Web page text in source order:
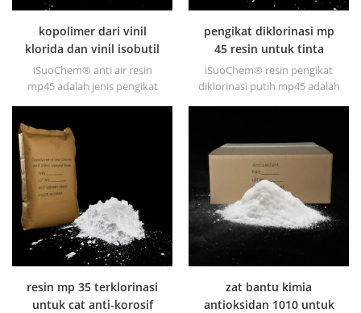
kopolimer dari vinil
klorida dan vinil isobutil
eter resin mp45
iSuoChem® anti air resin
mp45 adalah jenis pengikat
mencetak tinta dan cat anti
korosi yang berat.
pengikat diklorinasi mp
45 resin untuk tinta
iSuoChem® resin pengikat
diklorinasi putih mp45 adalah
anti korosi yang berat.
resin mp 35 terklorinasi
untuk cat anti-korosif
zat bantu kimia
antioksidan 1010 untuk